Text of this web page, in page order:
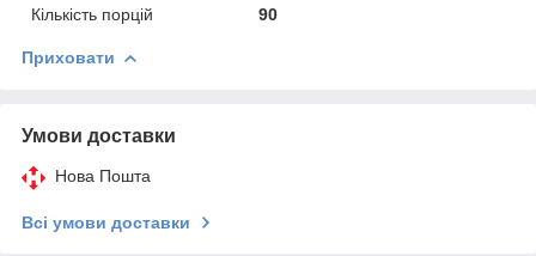
Кількість порцій
90
Приховати
Умови доставки
Нова Пошта
Всі умови доставки